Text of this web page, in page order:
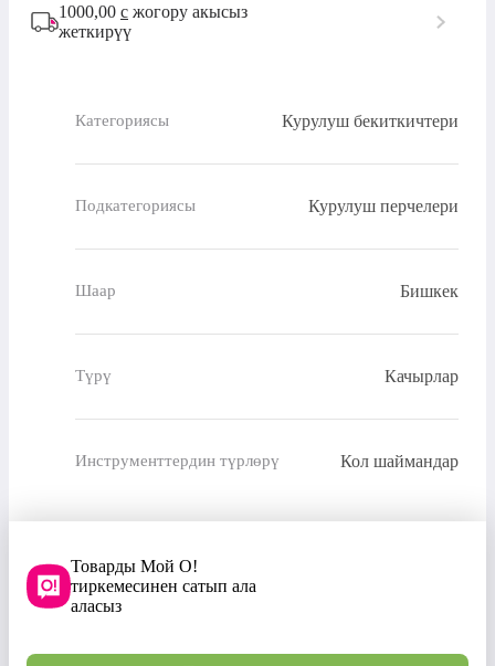
1000,00 с жогору акысыз
жеткирүү
Категориясы Курулуш бекиткичтери
Подкатегориясы Курулуш перчелери
Шаар Бишкек
Түрү Качырлар
Инструменттердин түрлөрү Кол шаймандар
Товарды Мой О!
тиркемесинен сатып ала
аласыз